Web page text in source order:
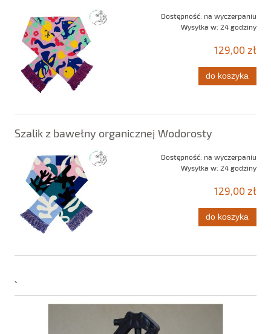
Dostępność: na wyczerpaniu
Wysyłka w: 24 godziny
129,00 zł
do koszyka
Szalik z bawełny organicznej Wodorosty
Dostępność: na wyczerpaniu
Wysyłka w: 24 godziny
129,00 zł
do koszyka